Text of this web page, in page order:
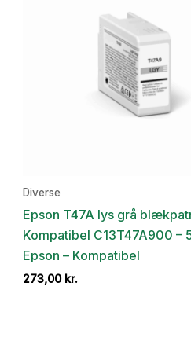
Diverse
Epson T47A lys grå
Kompatibel C13T47A900 –
Epson – Kompatibel
273,00 kr.